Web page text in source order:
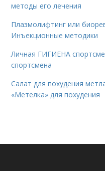
методы его лечения
Плазмолифтинг или
Инъекционные методики
Личная ГИГИЕНА
спортсмена
Салат для похудения
«Метелка» для похудения